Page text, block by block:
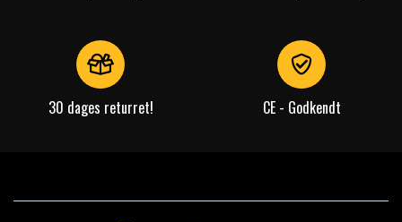
30 dages returret! CE - Godkendt